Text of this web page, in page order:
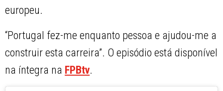
europeu.
“Portugal fez-me enquanto pessoa e ajudou-me a
construir esta carreira”. O episódio está disponível
na íntegra na FPBtv.